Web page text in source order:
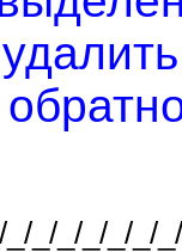
_/_/_/_/_/